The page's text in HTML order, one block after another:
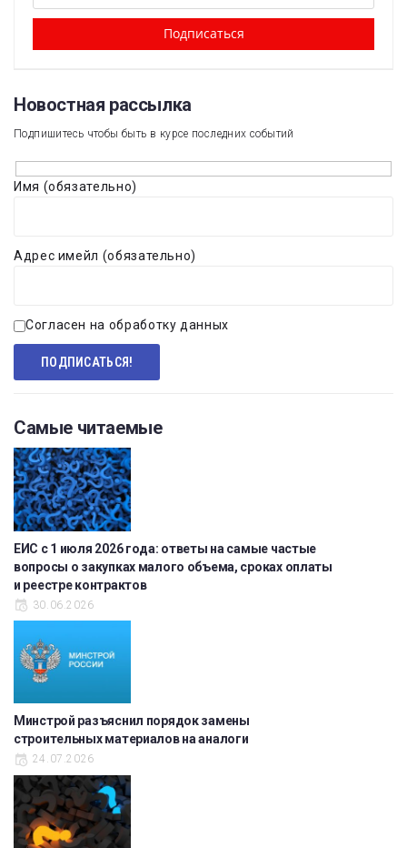
Новостная рассылка​
Подпишитесь чтобы быть в курсе последних событий
Имя (обязательно)
Адрес имейл (обязательно)
Согласен на обработку данных
Самые читаемые
ЕИС с 1 июля 2026 года: ответы на самые частые
вопросы о закупках малого объема, сроках оплаты
и реестре контрактов
30.06.2026
Минстрой разъяснил порядок замены
строительных материалов на аналоги
24.07.2026